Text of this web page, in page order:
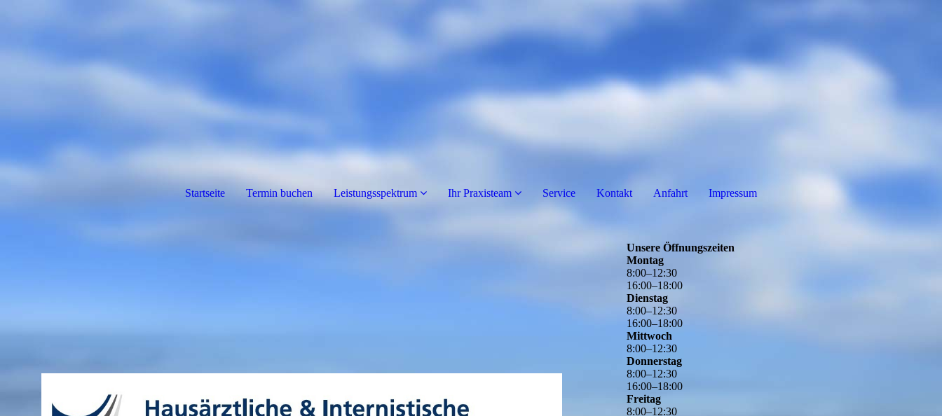
Startseite Termin buchen Leistungsspektrum Ihr Praxisteam Service Kontakt Anfahrt Impressum
Unsere Öffnungszeiten
Montag
8:00–12:30
16:00–18:00
Dienstag
8:00–12:30
16:00–18:00
Mittwoch
8:00–12:30
Donnerstag
8:00–12:30
16:00–18:00
Freitag
8:00–12:30